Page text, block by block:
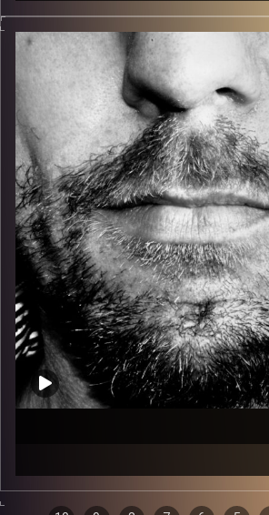
של הופעות חיות. הרבה ג'אם, רוק,
בלוז, bluegrass, ג'אז, Fאנק, פרוגרסיב ואפילו אלקטרוניקה.
David
של הופעות חיות. הרבה ג'אם, רוק,
בלוז, bluegrass, ג'אז, Fאנק, פרוגרסיב ואפילו אלקטרוניקה.